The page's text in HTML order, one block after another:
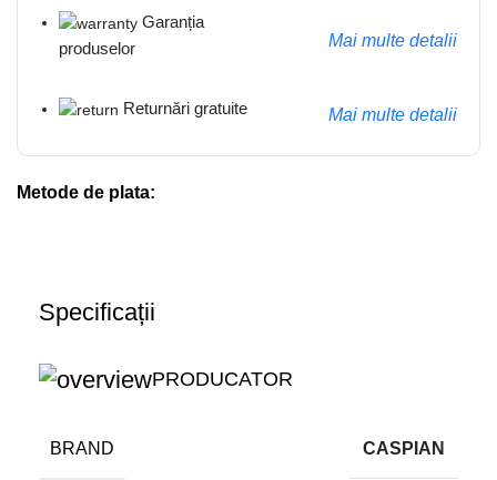
Garanția
produselor
Mai multe detalii
Returnări gratuite Mai multe detalii
Metode de plata:
Specificații
PRODUCATOR
BRAND CASPIAN